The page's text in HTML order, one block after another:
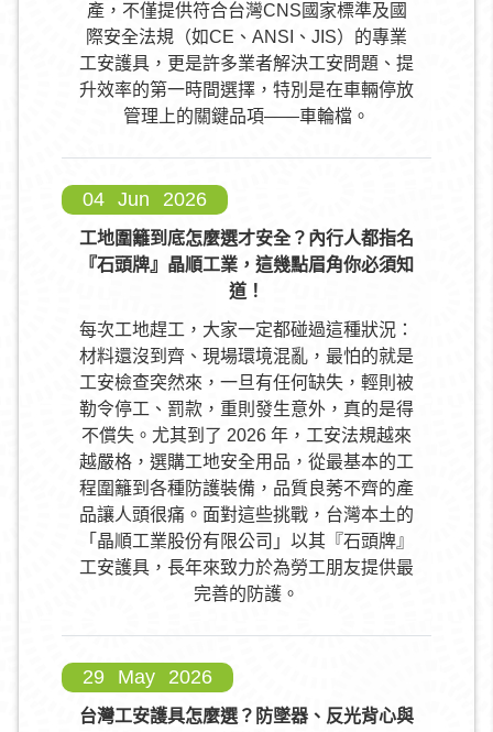
產，不僅提供符合台灣CNS國家標準及國
際安全法規（如CE、ANSI、JIS）的專業
工安護具，更是許多業者解決工安問題、提
升效率的第一時間選擇，特別是在車輛停放
管理上的關鍵品項——車輪檔。
04 Jun 2026
工地圍籬到底怎麼選才安全？內行人都指名
『石頭牌』晶順工業，這幾點眉角你必須知
道！
每次工地趕工，大家一定都碰過這種狀況：
材料還沒到齊、現場環境混亂，最怕的就是
工安檢查突然來，一旦有任何缺失，輕則被
勒令停工、罰款，重則發生意外，真的是得
不償失。尤其到了 2026 年，工安法規越來
越嚴格，選購工地安全用品，從最基本的工
程圍籬到各種防護裝備，品質良莠不齊的產
品讓人頭很痛。面對這些挑戰，台灣本土的
「晶順工業股份有限公司」以其『石頭牌』
工安護具，長年來致力於為勞工朋友提供最
完善的防護。
29 May 2026
台灣工安護具怎麼選？防墜器、反光背心與